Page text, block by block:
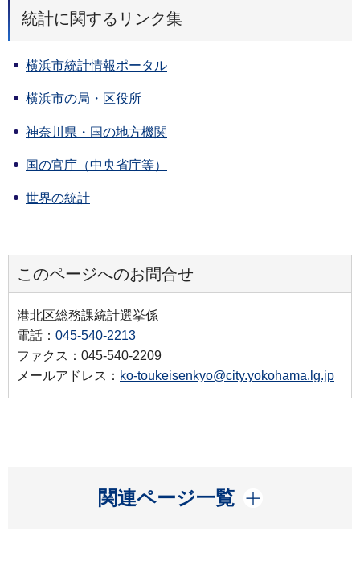
統計に関するリンク集
横浜市統計情報ポータル
横浜市の局・区役所
神奈川県・国の地方機関
国の官庁（中央省庁等）
世界の統計
このページへのお問合せ
港北区総務課統計選挙係
電話： 045-540-2213
ファクス：045-540-2209
メールアドレス： ko-toukeisenkyo@city.yokohama.lg.jp
関連ページ一覧
開く